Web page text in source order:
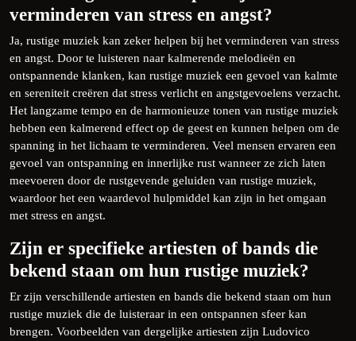
verminderen van stress en angst?
Ja, rustige muziek kan zeker helpen bij het verminderen van stress
en angst. Door te luisteren naar kalmerende melodieën en
ontspannende klanken, kan rustige muziek een gevoel van kalmte
en sereniteit creëren dat stress verlicht en angstgevoelens verzacht.
Het langzame tempo en de harmonieuze tonen van rustige muziek
hebben een kalmerend effect op de geest en kunnen helpen om de
spanning in het lichaam te verminderen. Veel mensen ervaren een
gevoel van ontspanning en innerlijke rust wanneer ze zich laten
meevoeren door de rustgevende geluiden van rustige muziek,
waardoor het een waardevol hulpmiddel kan zijn in het omgaan
met stress en angst.
Zijn er specifieke artiesten of bands die
bekend staan om hun rustige muziek?
Er zijn verschillende artiesten en bands die bekend staan om hun
rustige muziek die de luisteraar in een ontspannen sfeer kan
brengen. Voorbeelden van dergelijke artiesten zijn Ludovico